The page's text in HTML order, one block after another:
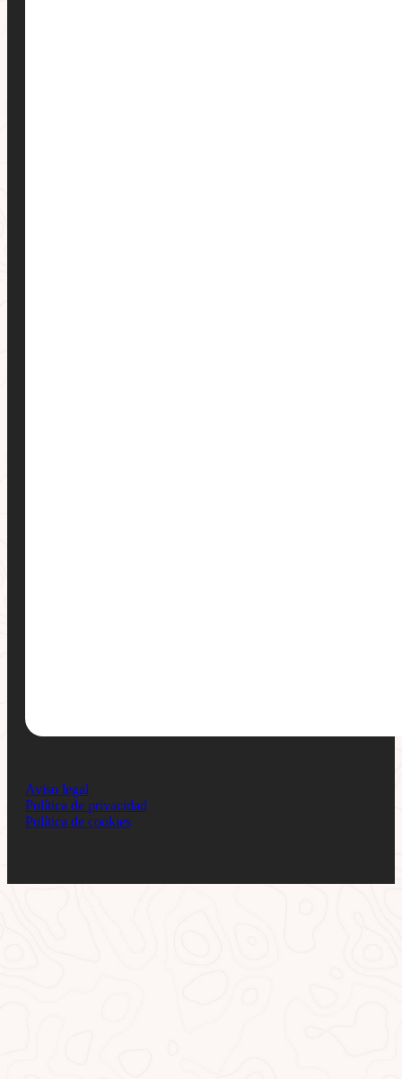
Aviso legal
Política de privacidad
Política de cookies